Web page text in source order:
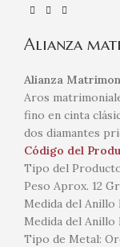
Alianza
Alianza
Aros
fino en cinta
dos diamantes
Código del
Tipo del
Peso Aprox. 12
Medida del Anillo
Medida del Anillo
Tipo de Metal: